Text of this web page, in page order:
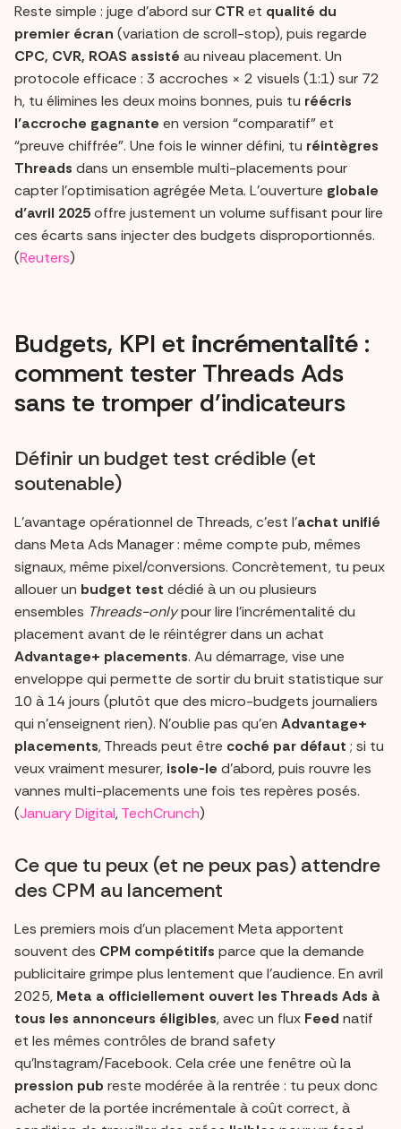
Reste simple : juge d’abord sur CTRet qualité du
premier écran (variation de scroll-stop), puis regarde
CPC, CVR, ROAS assisté au niveau placement. Un
protocole efficace : 3 accroches × 2 visuels (1:1) sur 72
h, tu élimines les deux moins bonnes, puis tu réécris
l’accroche gagnante en version “comparatif” et
“preuve chiffrée”. Une fois le winner défini, tu réintègres
Threads dans un ensemble multi-placements pour
capter l’optimisation agrégée Meta. L’ouverture globale
d’avril 2025offre justement un volume suffisant pour lire
ces écarts sans injecter des budgets disproportionnés.
(Reuters)
Budgets, KPI et incrémentalité :
comment tester Threads Ads
sans te tromper d’indicateurs
Définir un budget test crédible (et
soutenable)
L’avantage opérationnel de Threads, c’est l’achat unifié
dans Meta Ads Manager : même compte pub, mêmes
signaux, même pixel/conversions. Concrètement, tu peux
allouer un budget test dédié à un ou plusieurs
ensembles Threads-onlypour lire l’incrémentalité du
placement avant de le réintégrer dans un achat
Advantage+ placements. Au démarrage, vise une
enveloppe qui permette de sortir du bruit statistique sur
10 à 14 jours (plutôt que des micro-budgets journaliers
qui n’enseignent rien). N’oublie pas qu’en Advantage+
placements, Threads peut être coché par défaut ; si tu
veux vraiment mesurer, isole-le d’abord, puis rouvre les
vannes multi-placements une fois tes repères posés.
(January Digital,TechCrunch)
Ce que tu peux (et ne peux pas) attendre
des CPM au lancement
Les premiers mois d’un placement Meta apportent
souvent des CPM compétitifs parce que la demande
publicitaire grimpe plus lentement que l’audience. En avril
2025, Meta a officiellement ouvert les Threads Ads à
tous les annonceurs éligibles, avec un flux Feed natif
et les mêmes contrôles de brand safety
qu’Instagram/Facebook. Cela crée une fenêtre où la
pression pub reste modérée à la rentrée : tu peux donc
acheter de la portée incrémentale à coût correct, à